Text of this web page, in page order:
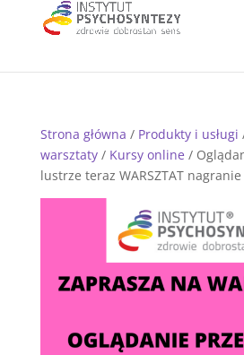
Strona główna / Produkty i usługi
warsztaty/ Kursy online /
lustrze teraz WARSZTAT